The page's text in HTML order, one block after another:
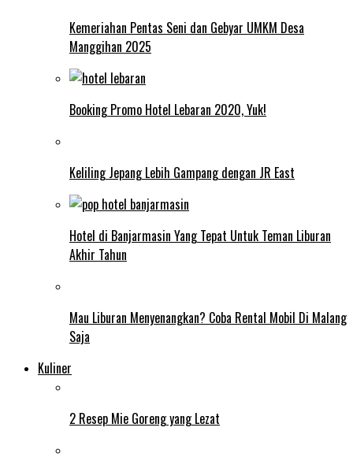
Kemeriahan Pentas Seni dan Gebyar UMKM Desa
Manggihan 2025
Booking Promo Hotel Lebaran 2020, Yuk!
Keliling Jepang Lebih Gampang dengan JR East
Hotel di Banjarmasin Yang Tepat Untuk Teman Liburan
Akhir Tahun
Mau Liburan Menyenangkan? Coba Rental Mobil Di Malang
Saja
Kuliner
2 Resep Mie Goreng yang Lezat